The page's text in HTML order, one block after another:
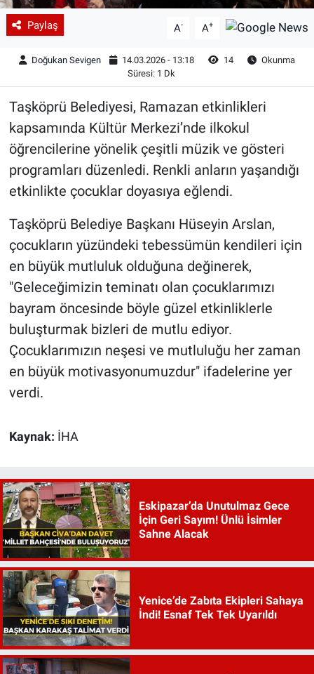
Paylaş A- A+
Doğukan Sevigen 14.03.2026 - 13:18 14
Okunma
Süresi: 1 Dk
Taşköprü Belediyesi, Ramazan etkinlikleri
kapsamında Kültür Merkezi’nde ilkokul
öğrencilerine yönelik çeşitli müzik ve gösteri
programları düzenledi. Renkli anların yaşandığı
etkinlikte çocuklar doyasıya eğlendi.
Taşköprü Belediye Başkanı Hüseyin Arslan,
çocukların yüzündeki tebessümün kendileri için
en büyük mutluluk olduğuna değinerek,
"Geleceğimizin teminatı olan çocuklarımızı
bayram öncesinde böyle güzel etkinliklerle
buluşturmak bizleri de mutlu ediyor.
Çocuklarımızın neşesi ve mutluluğu her zaman
en büyük motivasyonumuzdur" ifadelerine yer
verdi.
Kaynak: İHA
Eskipazar’da Unutulmaz Gece
İçin Geri Sayım! Ünlü İsimler
Sahne Alacak
Yenice’de Zabıta Ekipleri Sahaya
İndi! Esnaf Tek Tek Uyarıldı